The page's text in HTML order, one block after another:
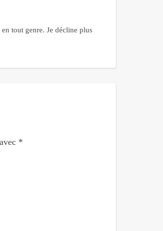
tout genre. Je décline plus
*